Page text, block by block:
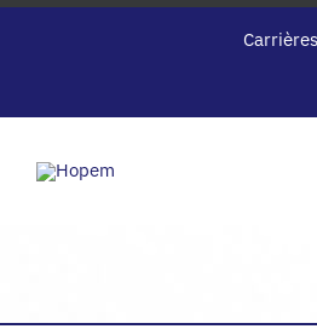
Passer
Carrières